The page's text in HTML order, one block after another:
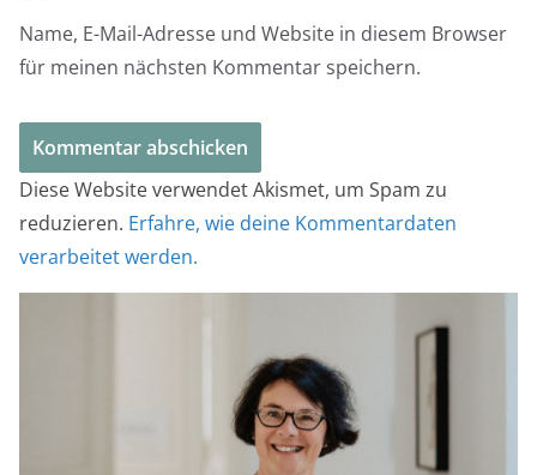
Name, E-Mail-Adresse und Website in diesem Browser
für meinen nächsten Kommentar speichern.
Diese Website verwendet Akismet, um Spam zu
reduzieren. Erfahre, wie deine Kommentardaten
verarbeitet werden.